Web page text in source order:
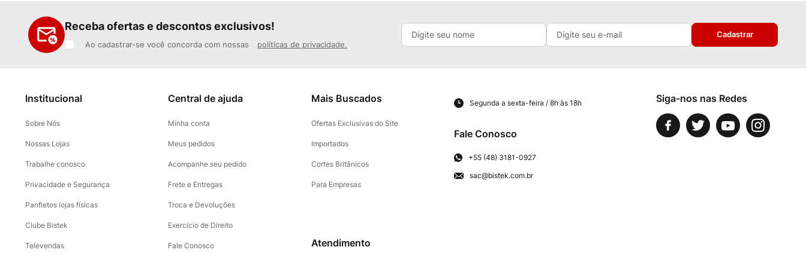
Receba ofertas e descontos exclusivos!
Ao cadastrar-se você concorda com nossas políticas de privacidade.
Cadastrar
Institucional
Sobre Nós
Nossas Lojas
Trabalhe conosco
Privacidade e Segurança
Panfletos lojas físicas
Clube Bistek
Televendas
Central de ajuda
Minha conta
Meus pedidos
Acompanhe seu pedido
Frete e Entregas
Troca e Devoluções
Exercício de Direito
Fale Conosco
Mais Buscados
Ofertas Exclusivas do Site
Importados
Cortes Britânicos
Para Empresas
Atendimento
Segunda a sexta-feira / 8h às 18h
Fale Conosco
+55 (48) 3181-0927
sac@bistek.com.br
Siga-nos nas Redes